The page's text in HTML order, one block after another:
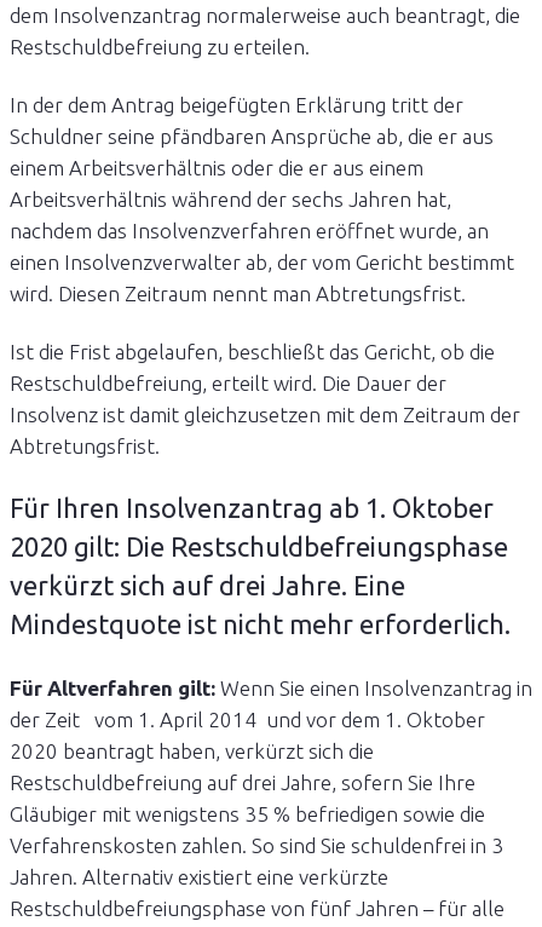
dem Insolvenzantrag normalerweise auch beantragt, die
Restschuldbefreiung zu erteilen.
In der dem Antrag beigefügten Erklärung tritt der
Schuldner seine pfändbaren Ansprüche ab, die er aus
einem Arbeitsverhältnis oder die er aus einem
Arbeitsverhältnis während der sechs Jahren hat,
nachdem das Insolvenzverfahren eröffnet wurde, an
einen Insolvenzverwalter ab, der vom Gericht bestimmt
wird. Diesen Zeitraum nennt man Abtretungsfrist.
Ist die Frist abgelaufen, beschließt das Gericht, ob die
Restschuldbefreiung, erteilt wird. Die Dauer der
Insolvenz ist damit gleichzusetzen mit dem Zeitraum der
Abtretungsfrist.
Für Ihren Insolvenzantrag ab 1. Oktober
2020 gilt: Die Restschuldbefreiungsphase
verkürzt sich auf drei Jahre. Eine
Mindestquote ist nicht mehr erforderlich.
Für Altverfahren gilt: Wenn Sie einen Insolvenzantrag in
der Zeit vom 1. April 2014 und vor dem 1. Oktober
2020 beantragt haben, verkürzt sich die
Restschuldbefreiung auf drei Jahre, sofern Sie Ihre
Gläubiger mit wenigstens 35 % befriedigen sowie die
Verfahrenskosten zahlen. So sind Sie schuldenfrei in 3
Jahren. Alternativ existiert eine verkürzte
Restschuldbefreiungsphase von fünf Jahren – für alle